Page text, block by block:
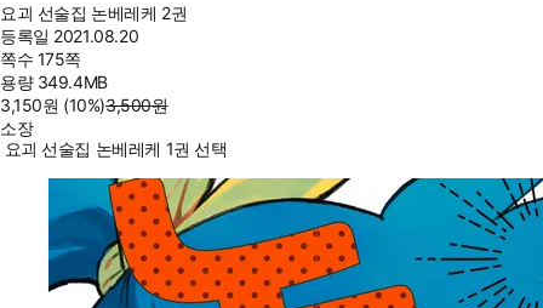
요괴 선술집 논베레케 2권
등록일 2021.08.20
쪽수 175쪽
용량 349.4MB
3,150원 (10%)3,500원
소장
요괴 선술집 논베레케 1권 선택